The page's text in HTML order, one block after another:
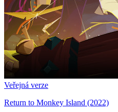
Veřejná verze
Return to Monkey Island (2022)